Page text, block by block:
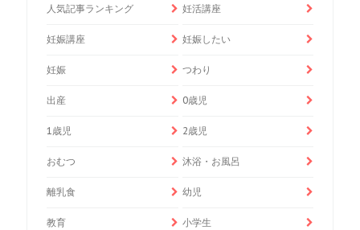
人気記事ランキング 妊活講座
妊娠講座 妊娠したい
妊娠 つわり
出産 0歳児
1歳児 2歳児
おむつ 沐浴・お風呂
離乳食 幼児
教育 小学生